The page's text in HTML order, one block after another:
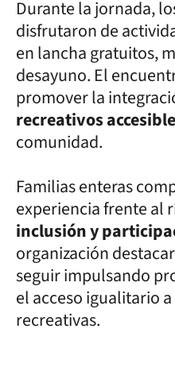
Durante la jornada,
disfrutaron de
en lancha gratuitos,
desayuno. El
promover la
recreativos
comunidad.
Familias enteras
experiencia frente al
inclusión y
organización
seguir impulsando
el acceso igualitario
recreativas.